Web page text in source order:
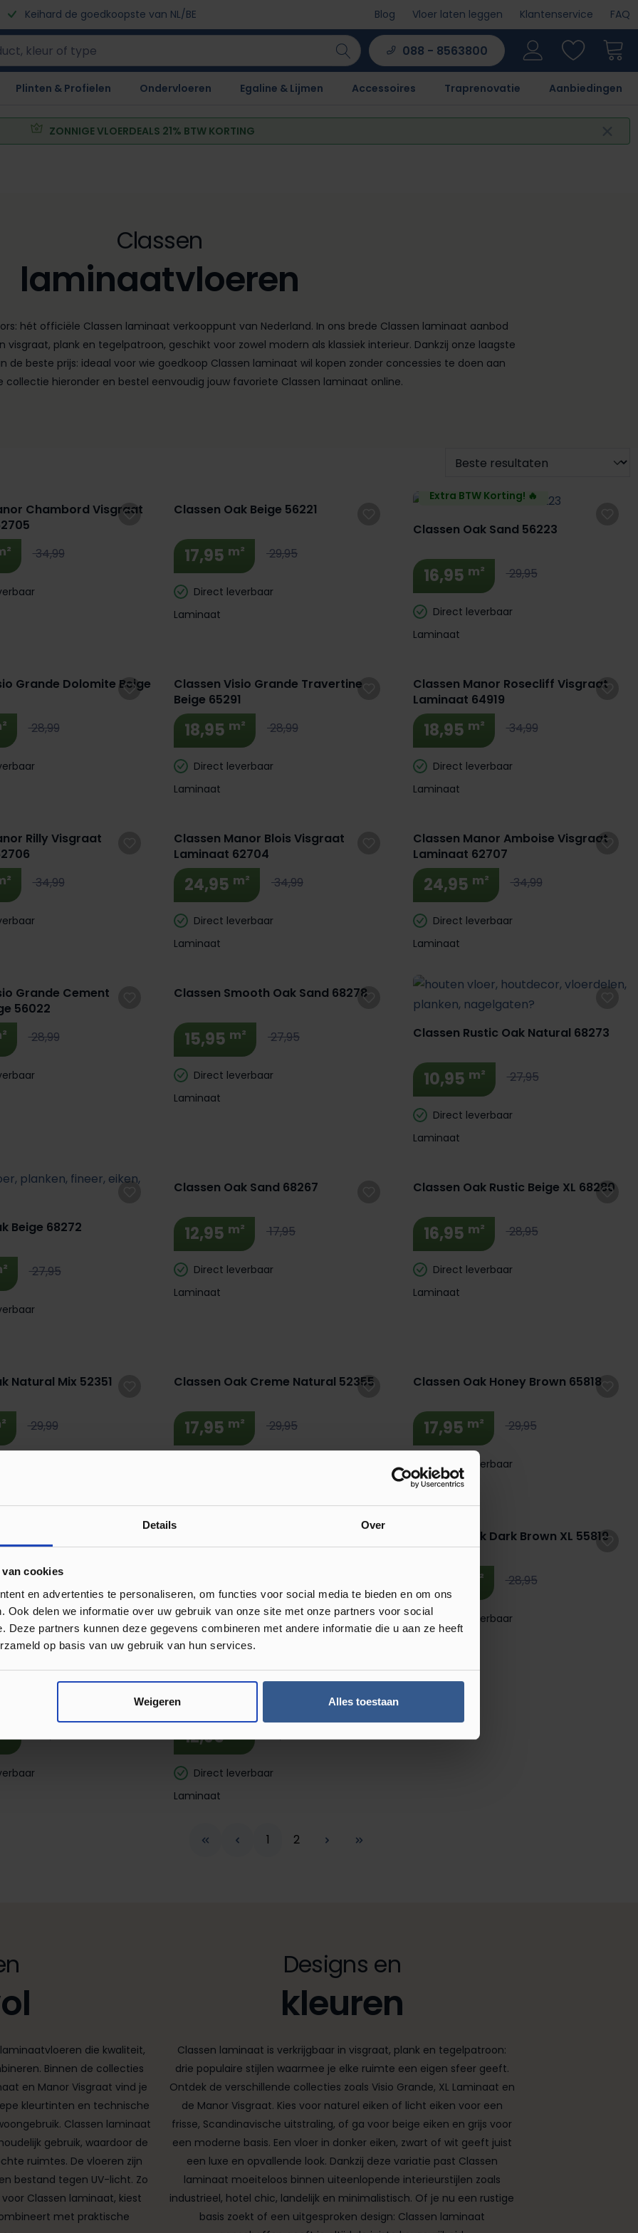
Details Over
cookies
en advertenties te personaliseren, om functies voor social media te bieden en om ons
Ook delen we informatie over uw gebruik van onze site met onze partners voor social
Deze partners kunnen deze gegevens combineren met andere informatie die u aan ze heeft
op basis van uw gebruik van hun services.
Weigeren Alles toestaan
Keihard de goedkoopste van NL/BE Blog Vloer laten leggen Klantenservice FAQ
088 - 8563800
Plinten & Profielen Ondervloeren Egaline & Lijmen Accessoires Traprenovatie Aanbiedingen
ZONNIGE VLOERDEALS 21% BTW KORTING
Classen
laminaatvloeren
hét officiële Classen laminaat verkooppunt van Nederland. In ons brede Classen laminaat aanbod
plank en tegelpatroon, geschikt voor zowel modern als klassiek interieur. Dankzij onze laagste
de beste prijs: ideaal voor wie goedkoop Classen laminaat wil kopen zonder concessies te doen aan
collectie hieronder en bestel eenvoudig jouw favoriete Classen laminaat online.
Chambord Visgraat
34,99
Classen Oak Beige 56221
17,95 m² 29,95
Direct leverbaar
Laminaat
Extra BTW Korting! 🔥
Classen Oak Sand 56223
16,95 m² 29,95
Direct leverbaar
Laminaat
Grande Dolomite Beige
28,99
Classen Visio Grande Travertine
Beige 65291
18,95 m² 28,99
Direct leverbaar
Laminaat
Classen Manor Rosecliff Visgraat
Laminaat 64919
18,95 m² 34,99
Direct leverbaar
Laminaat
Rilly Visgraat
34,99
Classen Manor Blois Visgraat
Laminaat 62704
24,95 m² 34,99
Direct leverbaar
Laminaat
Classen Manor Amboise Visgraat
Laminaat 62707
24,95 m² 34,99
Direct leverbaar
Laminaat
Grande Cement
56022
28,99
Classen Smooth Oak Sand 68278
15,95 m² 27,95
Direct leverbaar
Laminaat
Classen Rustic Oak Natural 68273
10,95 m² 27,95
Direct leverbaar
Laminaat
Beige 68272
27,95
Classen Oak Sand 68267
12,95 m² 17,95
Direct leverbaar
Laminaat
Classen Oak Rustic Beige XL 68280
16,95 m² 28,95
Direct leverbaar
Laminaat
Natural Mix 52351
29,99
Classen Oak Creme Natural 52355
17,95 m² 29,95
Classen Oak Honey Brown 65818
17,95 m² 29,95
Direct leverbaar
Laminaat
Korting! 🔥
Oak XL 66976
28,95
Direct leverbaar
Laminaat
Extra BTW Korting! 🔥
Classen Oak Dark Brown XL 55819
m² 28,95
Direct leverbaar
34,99 12,95 17,95
Direct leverbaar
Laminaat
Pagina
1 Pagina
2
die kwaliteit,
Binnen de collecties
en Manor Visgraat vind je
kleurtinten en technische
Classen laminaat
gebruik, waardoor de
ruimtes. De vloeren zijn
bestand tegen UV-licht. Zo
Classen laminaat, kiest
met praktische
Designs en
kleuren
Classen laminaat is verkrijgbaar in visgraat, plank en tegelpatroon:
drie populaire stijlen waarmee je elke ruimte een eigen sfeer geeft.
Ontdek de verschillende collecties zoals Visio Grande, XL Laminaat en
de Manor Visgraat. Kies voor naturel eiken of licht eiken voor een
frisse, Scandinavische uitstraling, of ga voor beige eiken en grijs voor
een moderne basis. Een vloer in donker eiken, zwart of wit geeft juist
een luxe en opvallende look. Dankzij deze variatie past Classen
laminaat moeiteloos binnen uiteenlopende interieurstijlen zoals
industrieel, hotel chic, landelijk en minimalistisch. Of je nu een rustige
basis zoekt of een uitgesproken design: Classen laminaat